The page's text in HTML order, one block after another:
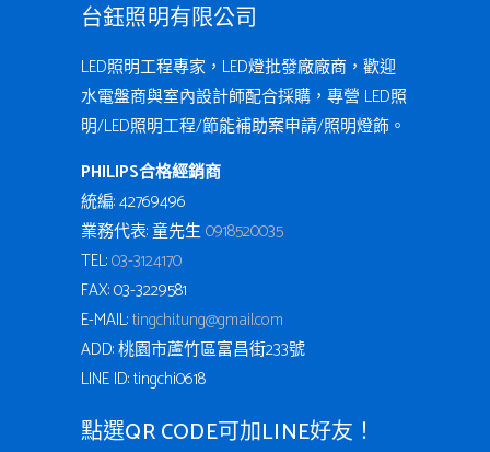
台鈺照明有限公司
LED照明工程專家，LED燈批發廠廠商，歡迎
水電盤商與室內設計師配合採購，專營 LED照
明/LED照明工程/節能補助案申請/照明燈飾。
PHILIPS合格經銷商
統編: 42769496
業務代表: 童先生0918520035
TEL:03-3124170
FAX: 03-3229581
E-MAIL:tingchi.tung@gmail.com
ADD: 桃園市蘆竹區富昌街233號
LINE ID: tingchi0618
點選QR CODE可加LINE好友！